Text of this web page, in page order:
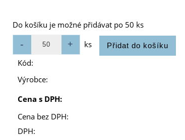
Do košíku je možné přidávat po 50 ks
ks
Kód:
Výrobce:
Cena s DPH:
Cena bez DPH:
DPH: